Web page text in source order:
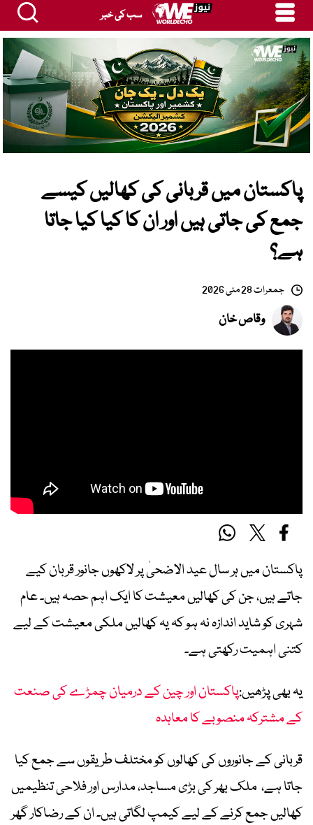
سب کی خبر
پاکستان میں قربانی کی کھالیں کیسے
جمع کی جاتی ہیں اور ان کا کیا کیا جاتا
ہے؟
جمعرات 28 مئی 2026
وقاص خان
پاکستان میں ہر سال عید الاضحیٰ پر لاکھوں جانور قربان کیے
جاتے ہیں، جن کی کھالیں معیشت کا ایک اہم حصہ ہیں۔ عام
شہری کو شاید اندازہ نہ ہو کہ یہ کھالیں ملکی معیشت کے لیے
کتنی اہمیت رکھتی ہے۔
یہ بھی پڑھیں:پاکستان اور چین کے درمیان چمڑے کی صنعت
کے مشترکہ منصوبے کا معاہدہ
قربانی کے جانوروں کی کھالوں کو مختلف طریقوں سے جمع کیا
جاتا ہے، ملک بھر کی بڑی مساجد، مدارس اور فلاحی تنظیمیں
کھالیں جمع کرنے کے لیے کیمپ لگاتی ہیں۔ ان کے رضاکار گھر